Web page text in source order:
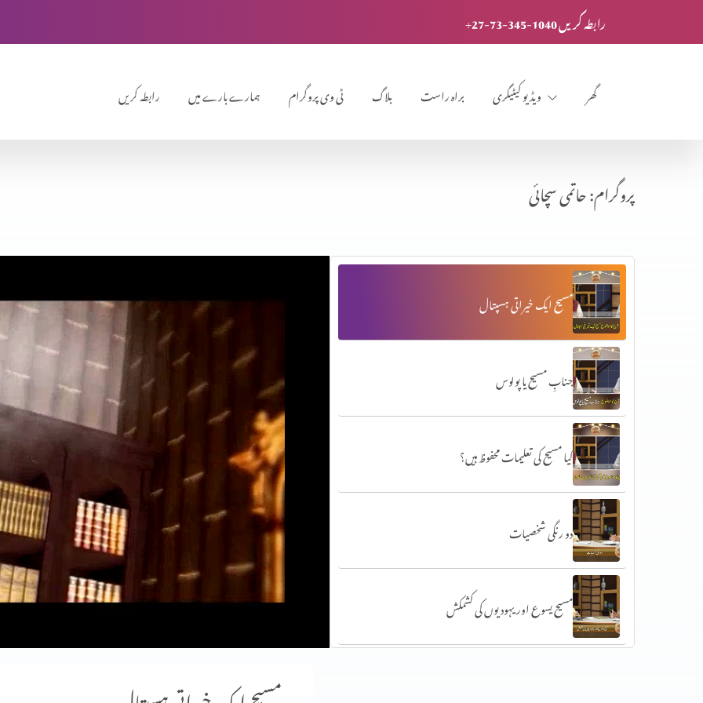
+27-73-345-1040 رابطہ کریں
رابطہ کریں ہمارے بارے میں ٹی وی پروگرام بلاگ براہ راست ویڈیو کیٹیگری گھر
پروگرام: حاتمی سچائی
مسیح ایک خیراتی ہسپتال
جنابِ مسیح یا پولوس
کیا مسیح کی تعلیمات محفوظ ہیں؟
دو رنگی شخصیات
مسیح یسوع اور یہودیوں کی کشمکش